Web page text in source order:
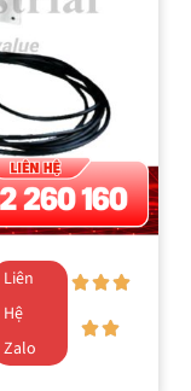
Liên
Hệ
Zalo